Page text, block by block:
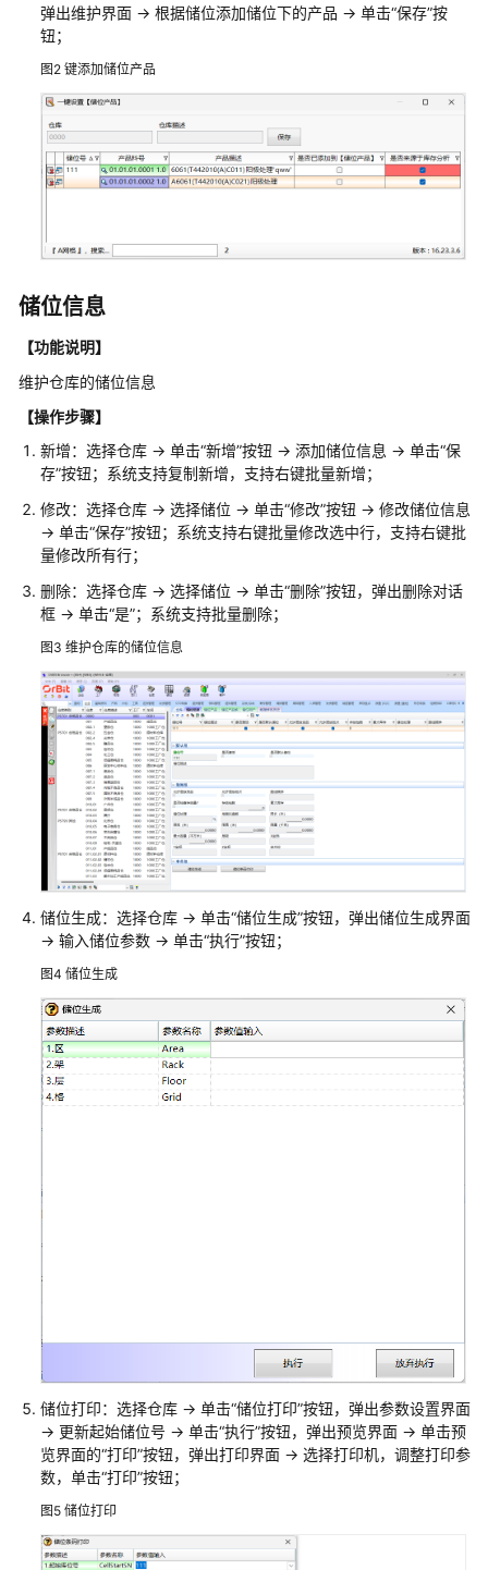
方
案
美
云
智
数
产
企
数
字
化
决
方
天
心
天
思
数
字
化
工
厂
解
决
方
案
方
CAXA
研
发
造
一
体
化
解
决
案
装
造
企
业
数
字
化
决
方
案
弹出维护界面 -> 根据储位添加储位下的产品 -> 单击“保存”按
钮；
图2 键添加储位产品
储位信息
【功能说明】
维护仓库的储位信息
【操作步骤】
新增：选择仓库 -> 单击“新增”按钮 -> 添加储位信息 -> 单击“保
存”按钮；系统支持复制新增，支持右键批量新增；
修改：选择仓库 -> 选择储位 -> 单击“修改”按钮 -> 修改储位信息
-> 单击“保存”按钮；系统支持右键批量修改选中行，支持右键批
量修改所有行；
删除：选择仓库 -> 选择储位 -> 单击“删除”按钮，弹出删除对话
框 -> 单击“是”；系统支持批量删除；
图3 维护仓库的储位信息
储位生成：选择仓库 -> 单击“储位生成”按钮，弹出储位生成界面
-> 输入储位参数 -> 单击“执行”按钮；
图4 储位生成
储位打印：选择仓库 -> 单击“储位打印”按钮，弹出参数设置界面
-> 更新起始储位号 -> 单击“执行”按钮，弹出预览界面 -> 单击预
览界面的“打印”按钮，弹出打印界面 -> 选择打印机，调整打印参
数，单击“打印”按钮；
图5 储位打印